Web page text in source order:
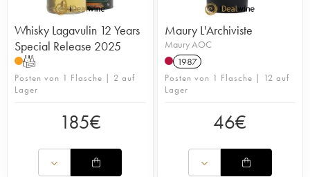
Whisky Lagavulin 12 Years
Special Release 2025
T
Posten von 1 Flasche | 2 auf
Lager
185€
Maury L'Archiviste
Maury AOC
1987
Posten von 1 Flasche | 12 auf
Lager
46€